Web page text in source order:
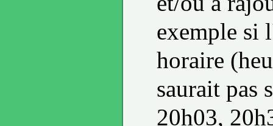
exemple si
horaire
saurait pas
20h03,